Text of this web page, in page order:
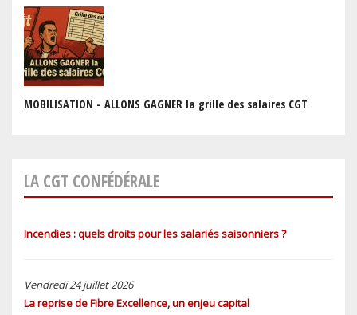
MOBILISATION - ALLONS GAGNER la grille des salaires CGT
LA CGT CONFÉDÉRALE
Incendies : quels droits pour les salariés saisonniers ?
Vendredi 24 juillet 2026
La reprise de Fibre Excellence, un enjeu capital